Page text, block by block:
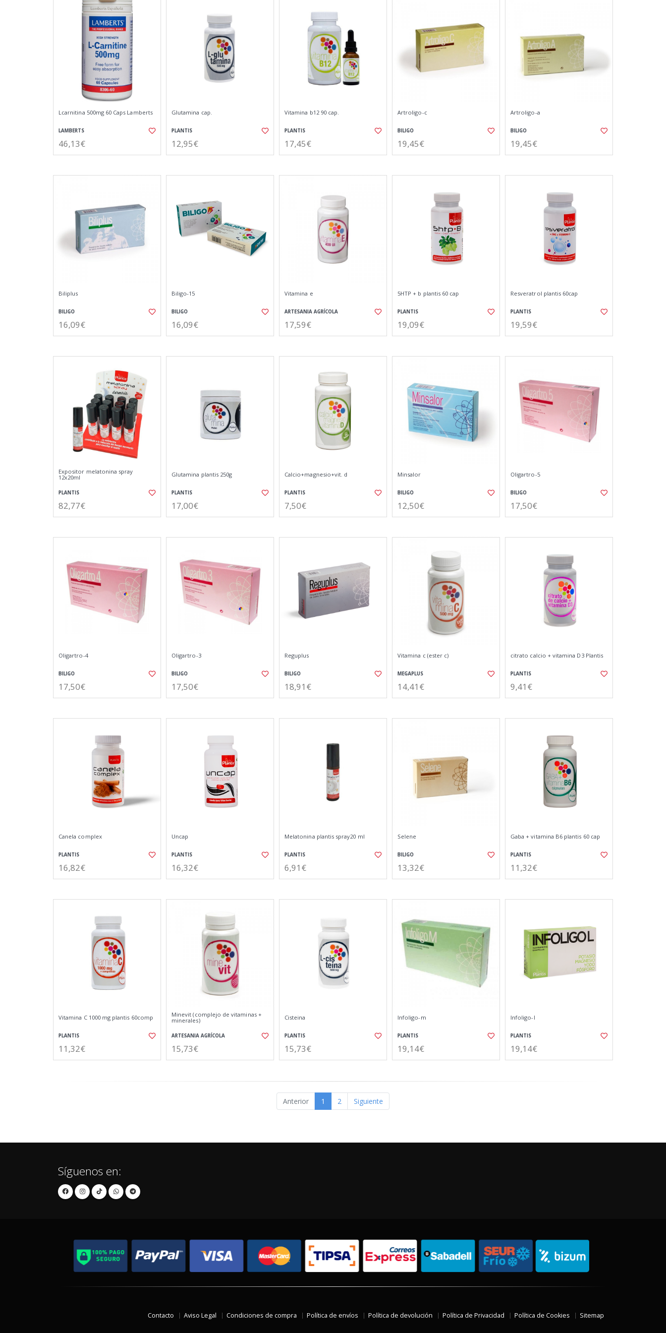
Lcarnitina 500mg 60 Caps Lamberts
LAMBERTS
46,13€
Glutamina cap.
PLANTIS
12,95€
Vitamina b12 90 cap.
PLANTIS
17,45€
Artroligo-c
BILIGO
19,45€
Artroligo-a
BILIGO
19,45€
Biliplus
BILIGO
16,09€
Biligo-15
BILIGO
16,09€
Vitamina e
ARTESANIA AGRÍCOLA
17,59€
5HTP + b plantis 60 cap
PLANTIS
19,09€
Resveratrol plantis 60cap
PLANTIS
19,59€
Expositor melatonina spray
12x20ml
PLANTIS
82,77€
Glutamina plantis 250g
PLANTIS
17,00€
Calcio+magnesio+vit. d
PLANTIS
7,50€
Minsalor
BILIGO
12,50€
Oligartro-5
BILIGO
17,50€
Oligartro-4
BILIGO
17,50€
Oligartro-3
BILIGO
17,50€
Reguplus
BILIGO
18,91€
Vitamina c (ester c)
MEGAPLUS
14,41€
citrato calcio + vitamina D3 Plantis
PLANTIS
9,41€
Canela complex
PLANTIS
16,82€
Uncap
PLANTIS
16,32€
Melatonina plantis spray20 ml
PLANTIS
6,91€
Selene
BILIGO
13,32€
Gaba + vitamina B6 plantis 60 cap
PLANTIS
11,32€
Vitamina C 1000 mg plantis 60comp
PLANTIS
11,32€
Minevit (complejo de vitaminas +
minerales)
ARTESANIA AGRÍCOLA
15,73€
Cisteina
PLANTIS
15,73€
Infoligo-m
PLANTIS
19,14€
Infoligo-l
PLANTIS
19,14€
Anterior 1 2 Siguiente
Síguenos en:
Contacto Aviso Legal Condiciones de compra Política de envíos Política de devolución Política de Privacidad Política de Cookies Sitemap